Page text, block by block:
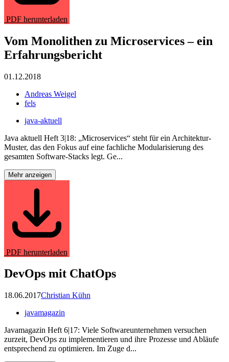
PDF herunterladen
Vom Monolithen zu Microservices – ein
Erfahrungsbericht
01.12.2018
Andreas Weigel
fels
java-aktuell
Java aktuell Heft 3|18: „Microservices“ steht für ein Architektur-
Muster, das den Fokus auf eine fachliche Modularisierung des
gesamten Software-Stacks legt. Ge...
Mehr anzeigen
PDF herunterladen
DevOps mit ChatOps
18.06.2017Christian Kühn
javamagazin
Javamagazin Heft 6|17: Viele Softwareunternehmen versuchen
zurzeit, DevOps zu implementieren und ihre Prozesse und Abläufe
entsprechend zu optimieren. Im Zuge d...